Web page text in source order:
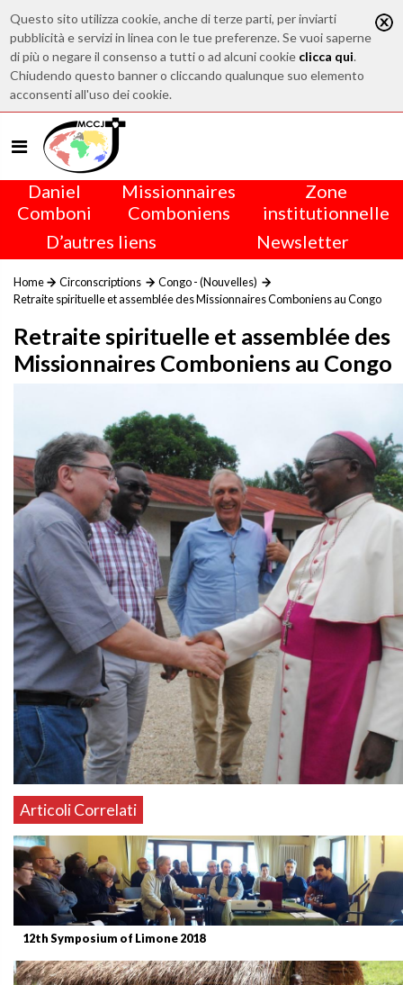
Questo sito utilizza cookie, anche di terze parti, per inviarti
pubblicità e servizi in linea con le tue preferenze. Se vuoi saperne
di più o negare il consenso a tutti o ad alcuni cookie clicca qui.
Chiudendo questo banner o cliccando qualunque suo elemento
acconsenti all'uso dei cookie.
Daniel
Comboni
Missionnaires
Comboniens
Zone
institutionnelle
D’autres liens
Newsletter
Home Circonscriptions
Congo - (Nouvelles)
Retraite spirituelle et assemblée des Missionnaires Comboniens au Congo
Retraite spirituelle et assemblée des
Missionnaires Comboniens au Congo
Articoli Correlati
12th Symposium of Limone 2018